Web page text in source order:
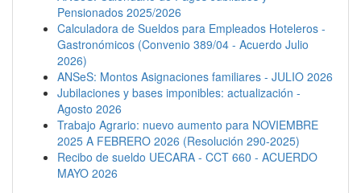
Pensionados 2025/2026
Calculadora de Sueldos para Empleados Hoteleros -
Gastronómicos (Convenio 389/04 - Acuerdo Julio
2026)
ANSeS: Montos Asignaciones familiares - JULIO 2026
Jubilaciones y bases imponibles: actualización -
Agosto 2026
Trabajo Agrario: nuevo aumento para NOVIEMBRE
2025 A FEBRERO 2026 (Resolución 290-2025)
Recibo de sueldo UECARA - CCT 660 - ACUERDO
MAYO 2026